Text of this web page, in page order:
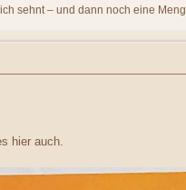
sehnt – und dann noch eine
hier auch.